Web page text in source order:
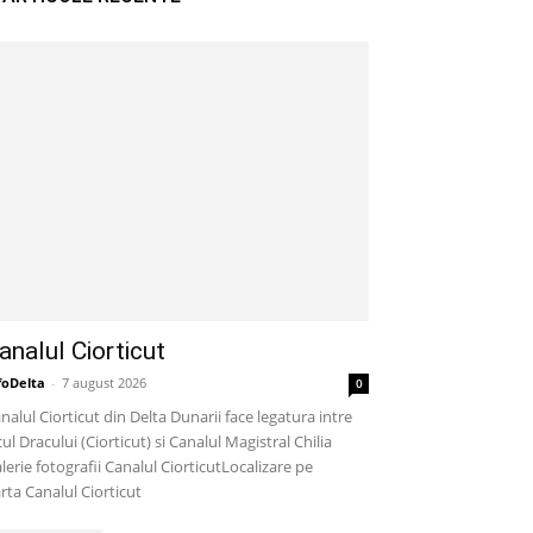
Ciorticut
- 7 august 2026 0
Ciorticut din Delta Dunarii face legatura intre
Dracului (Ciorticut) si Canalul Magistral Chilia
fotografii Canalul CiorticutLocalizare pe
Canalul Ciorticut